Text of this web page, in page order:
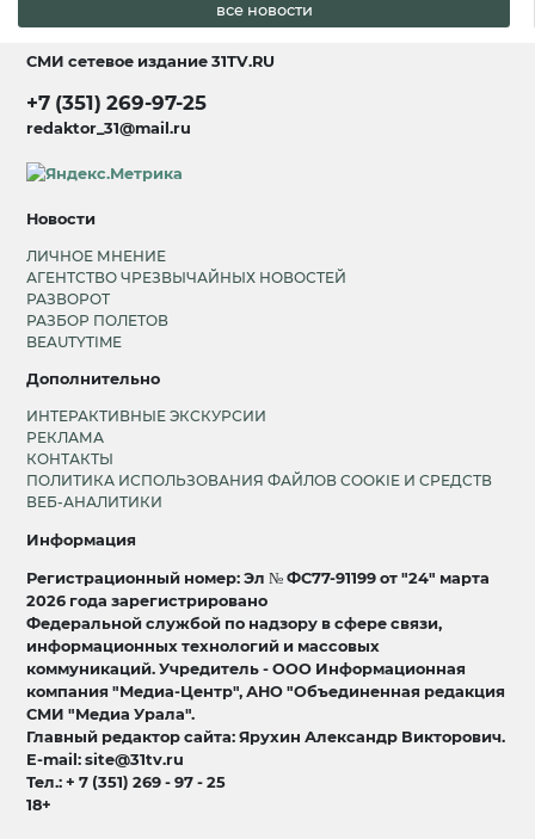
все новости
СМИ сетевое издание31TV.RU
+7 (351) 269-97-25
redaktor_31@mail.ru
Новости
ЛИЧНОЕ МНЕНИЕ
АГЕНТСТВО ЧРЕЗВЫЧАЙНЫХ НОВОСТЕЙ
РАЗВОРОТ
РАЗБОР ПОЛЕТОВ
BEAUTYTIME
Дополнительно
ИНТЕРАКТИВНЫЕ ЭКСКУРСИИ
РЕКЛАМА
КОНТАКТЫ
ПОЛИТИКА ИСПОЛЬЗОВАНИЯ ФАЙЛОВ COOKIE И СРЕДСТВ
ВЕБ-АНАЛИТИКИ
Информация
Регистрационный номер: Эл № ФС77-91199 от "24" марта
2026 года зарегистрировано
Федеральной службой по надзору в сфере связи,
информационных технологий и массовых
коммуникаций. Учредитель - ООО Информационная
компания "Медиа-Центр", АНО "Объединенная редакция
СМИ "Медиа Урала".
Главный редактор сайта: Ярухин Александр Викторович.
E-mail: site@31tv.ru
Тел.: + 7 (351) 269 - 97 - 25
18+